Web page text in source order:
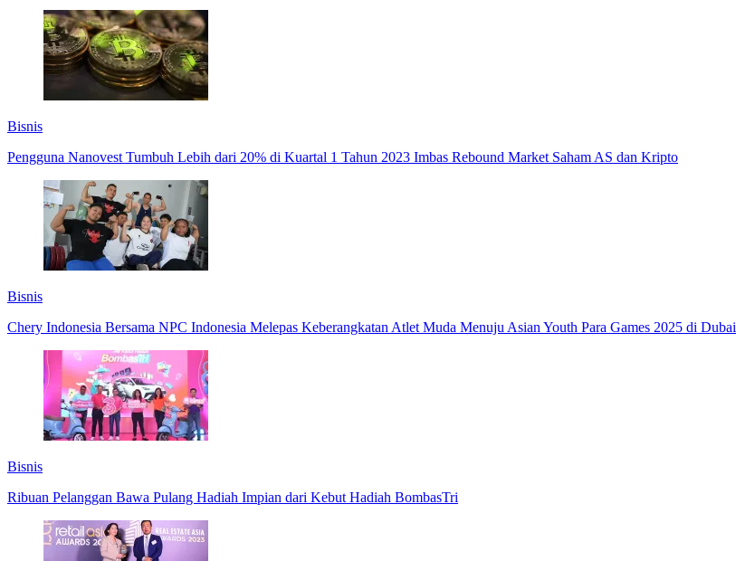
Bisnis
Pengguna Nanovest Tumbuh Lebih dari 20% di Kuartal 1 Tahun 2023 Imbas Rebound Market Saham AS dan Kripto
Bisnis
Chery Indonesia Bersama NPC Indonesia Melepas Keberangkatan Atlet Muda Menuju Asian Youth Para Games 2025 di Dubai
Bisnis
Ribuan Pelanggan Bawa Pulang Hadiah Impian dari Kebut Hadiah BombasTri